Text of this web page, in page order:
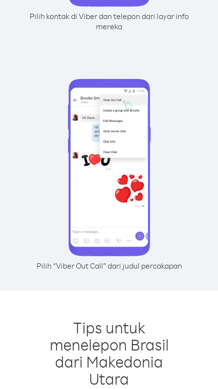
Pilih kontak di Viber dan telepon dari layar info
mereka
Pilih “Viber Out Call” dari judul percakapan
Tips untuk
menelepon Brasil
dari Makedonia
Utara